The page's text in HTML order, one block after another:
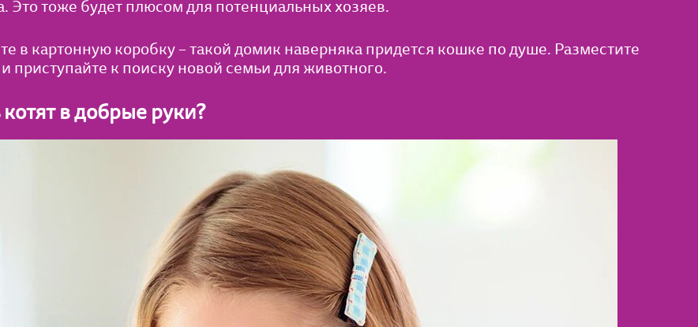
Это тоже будет плюсом для потенциальных хозяев.
в картонную коробку – такой домик наверняка придется кошке по душе. Разместите
приступайте к поиску новой семьи для животного.
в добрые руки?